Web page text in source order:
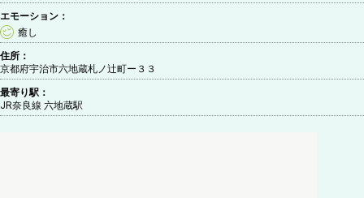
エモーション：
癒し
住所：
京都府宇治市六地蔵札ノ辻町ー３３
最寄り駅：
JR奈良線 六地蔵駅